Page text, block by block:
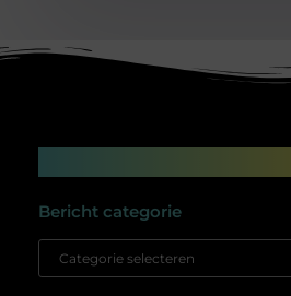
Bericht categorie